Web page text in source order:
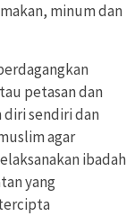
minum dan
petasan dan
diri sendiri dan
agar
ibadah
yang